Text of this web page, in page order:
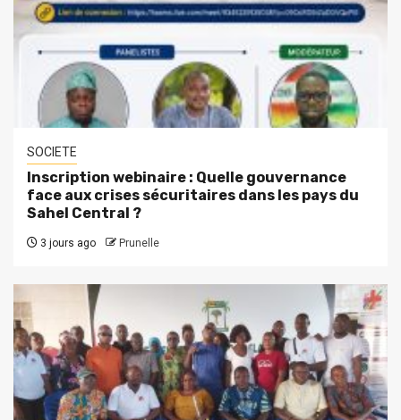
SOCIETE
Inscription webinaire : Quelle gouvernance
face aux crises sécuritaires dans les pays du
Sahel Central ?
3 jours ago Prunelle